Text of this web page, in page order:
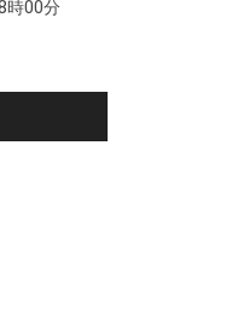
時00分